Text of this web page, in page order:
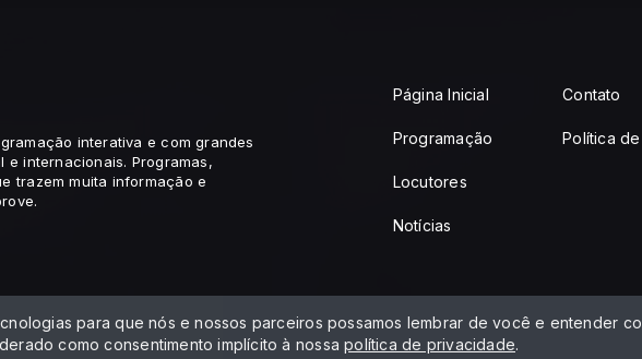
interativa e com grandes
e internacionais. Programas,
trazem muita informação e
Página Inicial
Programação
Locutores
Notícias
Contato
Política
para que nós e nossos parceiros possamos lembrar de você e entender
como consentimento implícito à nossapolítica de privacidade.